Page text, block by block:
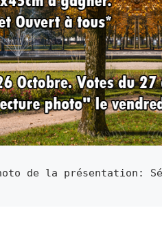
de la présentation: